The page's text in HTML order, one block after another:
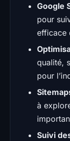
Google
pour
efficace
qualité,
pour
à
Suivi